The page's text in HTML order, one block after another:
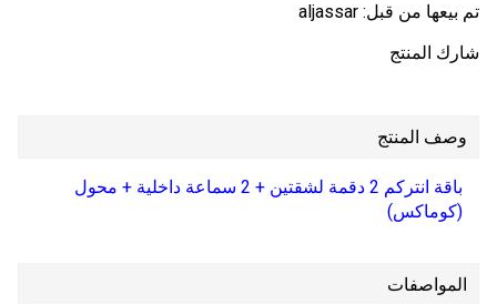
تم بيعها من قبل: aljassar
شارك المنتج
وصف المنتج
باقة انتركم 2 دقمة لشقتين + 2 سماعة داخلية + محول
(كوماكس)
المواصفات